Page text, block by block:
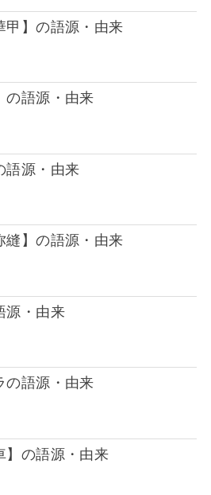
甲】の語源・由来
の語源・由来
語源・由来
縫】の語源・由来
源・由来
の語源・由来
】の語源・由来